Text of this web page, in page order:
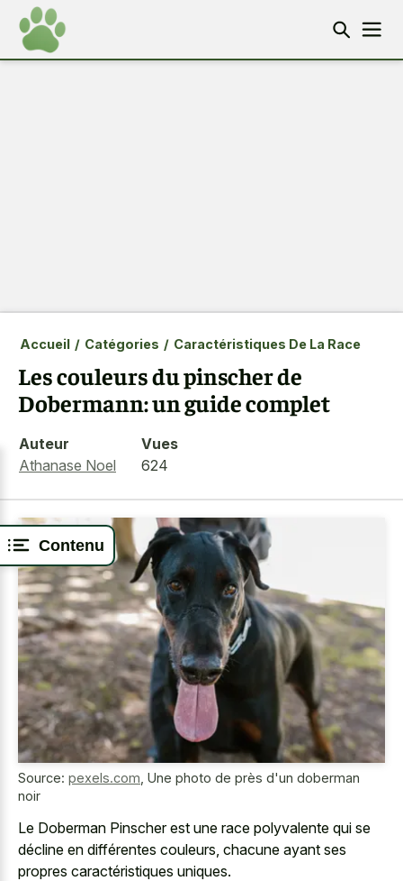
Contenu
Accueil / Catégories / Caractéristiques De La Race
Les couleurs du pinscher de
Dobermann: un guide complet
Auteur
Athanase Noel
Vues
624
Source: pexels.com Une photo de près d'un doberman
noir
Le Doberman Pinscher est une race polyvalente qui se
décline en différentes couleurs, chacune ayant ses
propres caractéristiques uniques.